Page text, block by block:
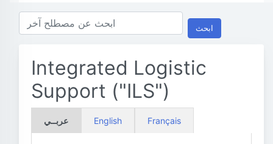
ابحث
Integrated Logistic
Support ("ILS")
عربــي English Français